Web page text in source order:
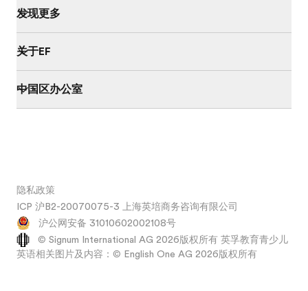
发现更多
关于EF
中国区办公室
隐私政策
ICP 沪B2-20070075-3 上海英培商务咨询有限公司
沪公网安备 31010602002108号
© Signum International AG 2026版权所有 英孚教育青少儿
英语相关图片及内容：© English One AG 2026版权所有